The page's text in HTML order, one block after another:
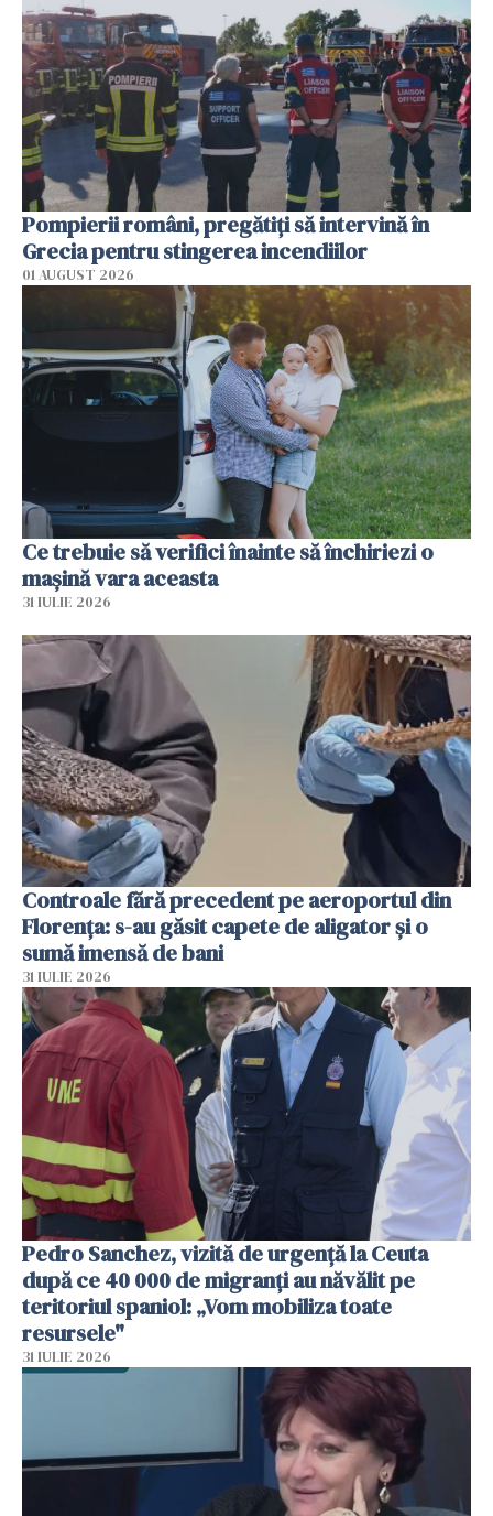
Pompierii români, pregătiţi să intervină în
Grecia pentru stingerea incendiilor
01 AUGUST 2026
Ce trebuie să verifici înainte să închiriezi o
mașină vara aceasta
31 IULIE 2026
Controale fără precedent pe aeroportul din
Florența: s-au găsit capete de aligator și o
sumă imensă de bani
31 IULIE 2026
Pedro Sanchez, vizită de urgență la Ceuta
după ce 40 000 de migranți au năvălit pe
teritoriul spaniol: „Vom mobiliza toate
resursele"
31 IULIE 2026